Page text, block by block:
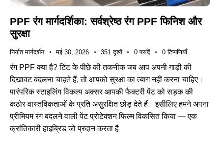
PPF रंग मार्गदर्शिका: सर्वश्रेष्ठ रंग PPF फिनिश और
सुरक्षा
निर्यात मार्गदर्शन मई 30, 2026 351 दृश्यें 0 पसंदें 0 टिप्पणियाँ
रंग PPF क्या है? टिंट के पीछे की तकनीक जब आप अपनी गाड़ी की
दिखावट बदलना चाहते हैं, तो आपको सुरक्षा का त्याग नहीं करना चाहिए।
पारंपरिक स्टाइलिंग विकल्प अक्सर आपकी फैक्टरी पेंट को सड़क की
कठोर वास्तविकताओं के प्रति असुरक्षित छोड़ देते हैं। इसीलिए हमने अपना
प्रीमियम रंग बदलने वाली पेंट प्रोटेक्शन फिल्म विकसित किया — एक
क्रांतिकारी हाइब्रिड जो प्रदान करता है